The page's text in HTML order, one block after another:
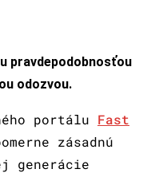
pravdepodobnosťou
odozvou.
portálu Fast
zásadnú
generácie